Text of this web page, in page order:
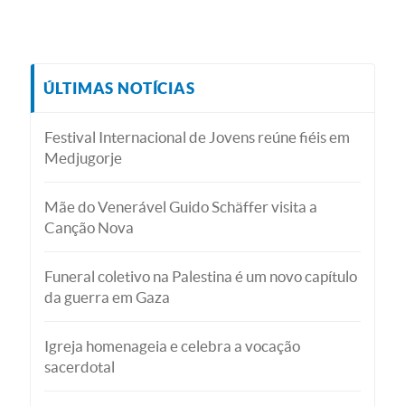
ÚLTIMAS NOTÍCIAS
Festival Internacional de Jovens reúne fiéis em
Medjugorje
Mãe do Venerável Guido Schäffer visita a
Canção Nova
Funeral coletivo na Palestina é um novo capítulo
da guerra em Gaza
Igreja homenageia e celebra a vocação
sacerdotal